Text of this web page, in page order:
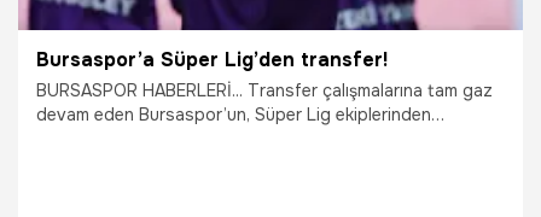
Bursaspor’a Süper Lig’den transfer!
BURSASPOR HABERLERİ... Transfer çalışmalarına tam gaz
devam eden Bursaspor’un, Süper Lig ekiplerinden